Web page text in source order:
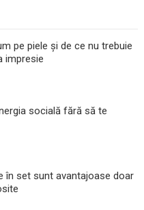
pe piele și de ce nu trebuie
impresie
socială fără să te
în set sunt avantajoase doar